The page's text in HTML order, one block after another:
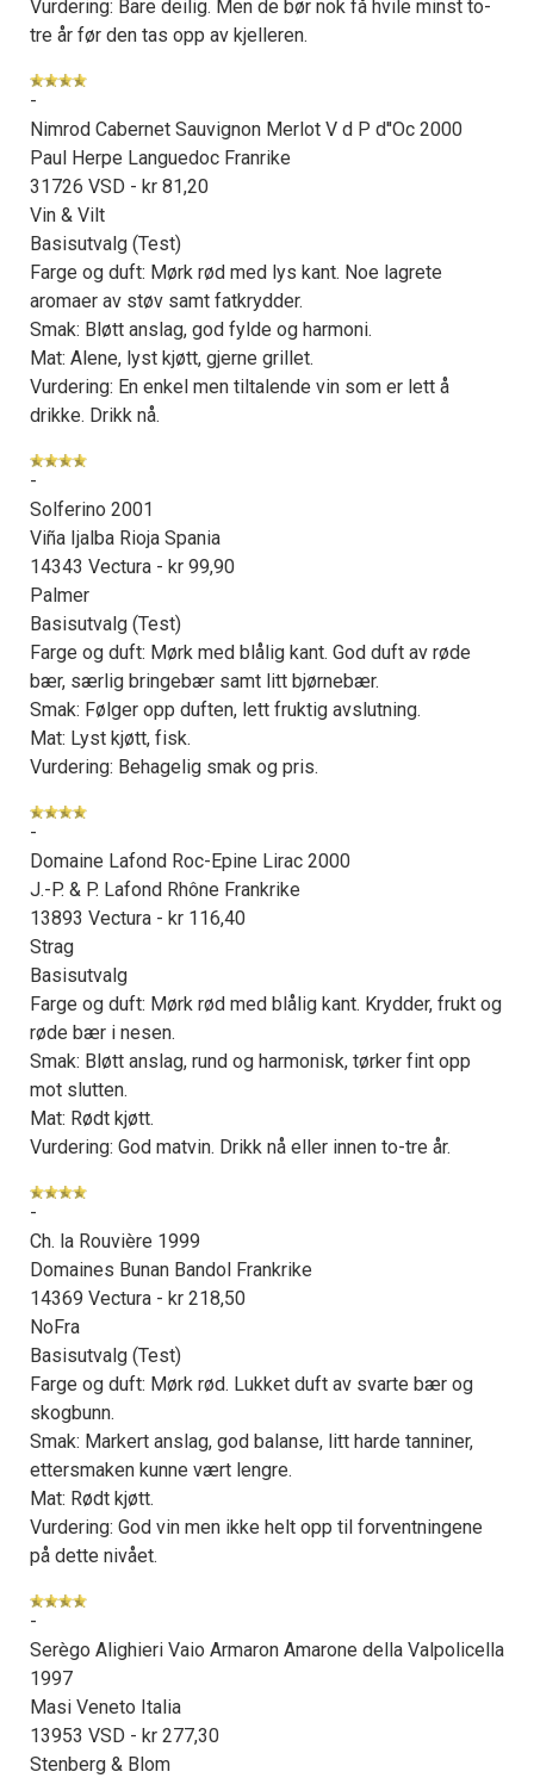
Vurdering: Bare deilig. Men de bør nok få hvile minst to-
tre år før den tas opp av kjelleren.
-
Nimrod Cabernet Sauvignon Merlot V d P d''Oc 2000
Paul Herpe Languedoc Franrike
31726 VSD - kr 81,20
Vin & Vilt
Basisutvalg (Test)
Farge og duft: Mørk rød med lys kant. Noe lagrete
aromaer av støv samt fatkrydder.
Smak: Bløtt anslag, god fylde og harmoni.
Mat: Alene, lyst kjøtt, gjerne grillet.
Vurdering: En enkel men tiltalende vin som er lett å
drikke. Drikk nå.
-
Solferino 2001
Viña Ijalba Rioja Spania
14343 Vectura - kr 99,90
Palmer
Basisutvalg (Test)
Farge og duft: Mørk med blålig kant. God duft av røde
bær, særlig bringebær samt litt bjørnebær.
Smak: Følger opp duften, lett fruktig avslutning.
Mat: Lyst kjøtt, fisk.
Vurdering: Behagelig smak og pris.
-
Domaine Lafond Roc-Epine Lirac 2000
J.-P. & P. Lafond Rhône Frankrike
13893 Vectura - kr 116,40
Strag
Basisutvalg
Farge og duft: Mørk rød med blålig kant. Krydder, frukt og
røde bær i nesen.
Smak: Bløtt anslag, rund og harmonisk, tørker fint opp
mot slutten.
Mat: Rødt kjøtt.
Vurdering: God matvin. Drikk nå eller innen to-tre år.
-
Ch. la Rouvière 1999
Domaines Bunan Bandol Frankrike
14369 Vectura - kr 218,50
NoFra
Basisutvalg (Test)
Farge og duft: Mørk rød. Lukket duft av svarte bær og
skogbunn.
Smak: Markert anslag, god balanse, litt harde tanniner,
ettersmaken kunne vært lengre.
Mat: Rødt kjøtt.
Vurdering: God vin men ikke helt opp til forventningene
på dette nivået.
-
Serègo Alighieri Vaio Armaron Amarone della Valpolicella
1997
Masi Veneto Italia
13953 VSD - kr 277,30
Stenberg & Blom